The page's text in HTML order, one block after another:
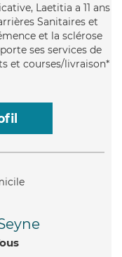
Laetitia a 11 ans
Sanitaires et
et la sclérose
ses services de
et courses/livraison*